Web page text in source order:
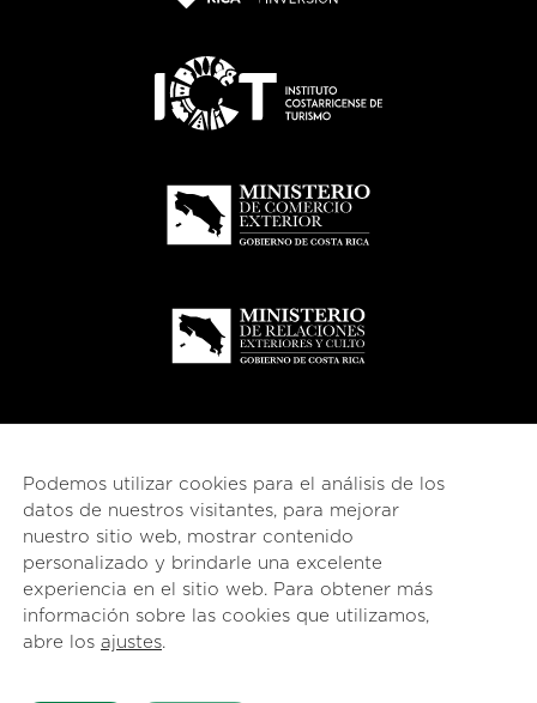
Podemos utilizar cookies para el análisis de los
datos de nuestros visitantes, para mejorar
nuestro sitio web, mostrar contenido
personalizado y brindarle una excelente
experiencia en el sitio web. Para obtener más
información sobre las cookies que utilizamos,
abre los ajustes.